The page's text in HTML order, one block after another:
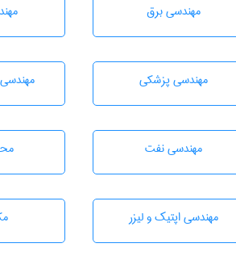
مهندسی برق
مهندسی پزشکی
مهندسی نفت
مهندسی اپتیک و لیزر